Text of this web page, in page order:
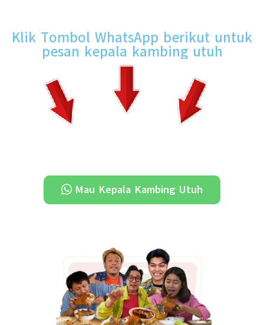
Klik Tombol WhatsApp berikut untuk
pesan kepala kambing utuh
Mau Kepala Kambing Utuh